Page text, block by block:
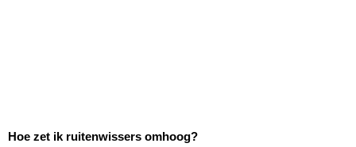
Hoe zet ik ruitenwissers omhoog?